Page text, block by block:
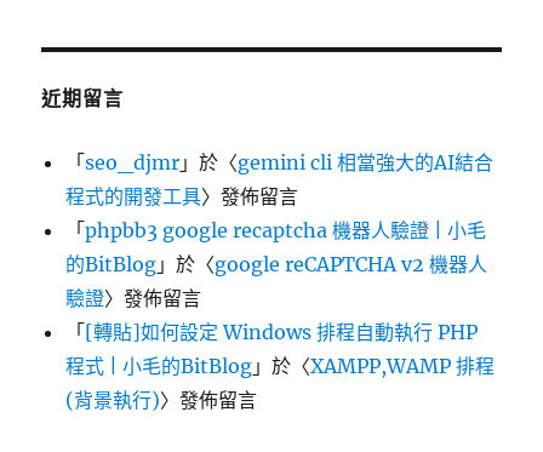
近期留言
「seo_djmr 」於〈gemini cli 相當強大的AI結合
程式的開發工具〉發佈留言
「phpbb3 google recaptcha 機器人驗證 | 小毛
的BitBlog 」於〈google reCAPTCHA v2 機器人
驗證〉發佈留言
「[轉貼]如何設定 Windows 排程自動執行 PHP
程式 | 小毛的BitBlog 」於〈XAMPP,WAMP 排程
(背景執行)〉發佈留言